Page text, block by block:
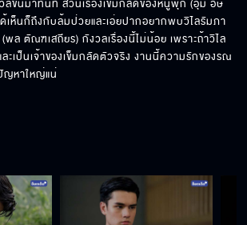
วลขึ้นมาทันที ส่วนเรื่องเข็มกลัดของหนูพุก (อุ้ม อิษ
เห็นก็ถึงกับล้มป่วยและเอ่ยปากอยากพบวิไลรัมภา
ล ตัณฑเสถียร) กังวลเรื่องนี้ไม่น้อย เพราะถ้าวิไล
เป็นเจ้าของเข็มกลัดตัวจริง งานนี้ความรักของรณ
ญหาใหญ่แน่